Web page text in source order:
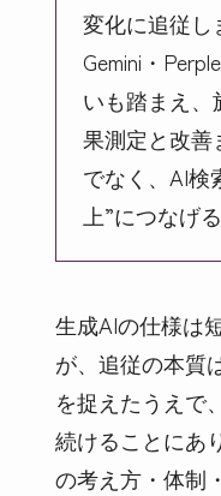
変化に追従し
Gemini・
いも踏まえ
果測定と改善
でなく、AI検
上”につなげ
生成AIの仕様は
が、追従の本質
を捉えたうえで
続けることにあ
の考え方・体制